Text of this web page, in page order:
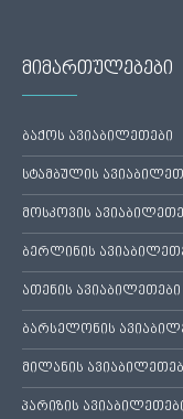
მიმართულებები
ბაქოს ავიაბილეთები
სტამბულის
მოსკოვის
ბერლინის
ათენის ავიაბილეთები
ბარსელონის
მილანის
პარიზის